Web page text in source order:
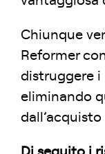
Chiunque
Reformer
distruggere i
eliminando